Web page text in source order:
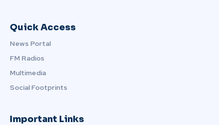
Quick Access
News Portal
FM Radios
Multimedia
Social Footprints
Important Links